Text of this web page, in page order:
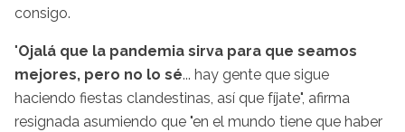
consigo.
"Ojalá que la pandemia sirva para que seamos
mejores, pero no lo sé... hay gente que sigue
haciendo fiestas clandestinas, así que fíjate", afirma
resignada asumiendo que "en el mundo tiene que haber